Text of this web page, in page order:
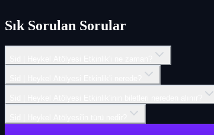
Sık Sorulan Sorular